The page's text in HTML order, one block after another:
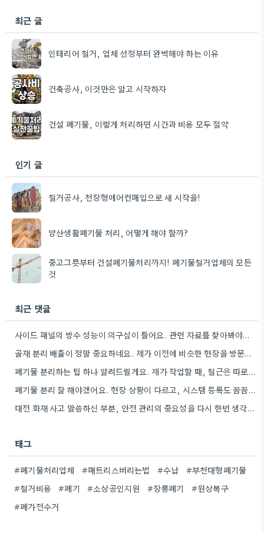
최근 글
인테리어 철거, 업체 선정부터 완벽해야 하는 이유
건축공사, 이것만은 알고 시작하자
건설 폐기물, 이렇게 처리하면 시간과 비용 모두 절약
인기 글
철거공사, 천장형에어컨매입으로 새 시작을!
양산생활폐기물 처리, 어떻게 해야 할까?
중고그릇부터 건설폐기물처리까지! 폐기물철거업체의 모든
것
최근 댓글
사이드 패널의 방수 성능이 의구심이 들어요. 관련 자료를 찾아봐야겠네요.
골재 분리 배출이 정말 중요하네요. 제가 이전에 비슷한 현장을 방문했을 때도 이렇게 철저하게 분류하지 않은…
폐기물 분리하는 팁 하나 알려드릴게요. 제가 작업할 때, 철근은 따로 모아두고 골재는 색깔별로 구분해서 보관했는데,…
폐기물 분리 잘 해야겠어요. 현장 상황이 다르고, 시스템 등록도 꼼꼼히 확인해야 하니까.
대전 화재 사고 말씀하신 부분, 안전 관리의 중요성을 다시 한번 생각하게 되네요. 특히 규모가 큰…
태그
#폐기물처리업체 #매트리스버리는법 #수납
#부천대형폐기물
#철거비용
#폐기 #소상공인지원 #장롱폐기
#원상복구
#폐가전수거